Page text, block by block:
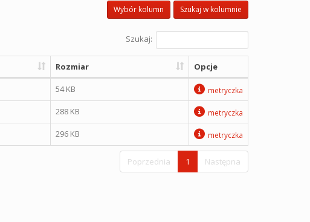
Szukaj w kolumnie
Wybór kolumn
Szukaj:
Rozmiar Opcje
54 KB metryczka
288 KB metryczka
296 KB metryczka
Poprzednia 1 Następna